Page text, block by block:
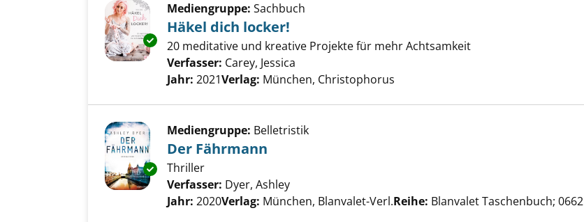
Exemplar-Details von Häkel dich locker! anzeigen
Mediengruppe: Sachbuch
Häkel dich locker!
20 meditative und kreative Projekte für mehr Achtsamkeit
Verfasser: Carey, Jessica
Jahr: 2021Verlag: München, Christophorus
Exemplar-Details von Der Fährmann anzeigen
Mediengruppe: Belletristik
Der Fährmann
Thriller
Verfasser: Dyer, Ashley
Jahr: 2020Verlag: München, Blanvalet-Verl.Reihe: Blanvalet Taschenbuch; 0662